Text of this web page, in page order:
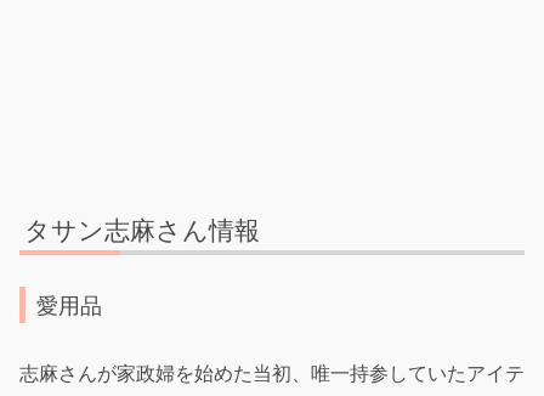
タサン志麻さん情報
愛用品
志麻さんが家政婦を始めた当初、唯一持参していたアイテ